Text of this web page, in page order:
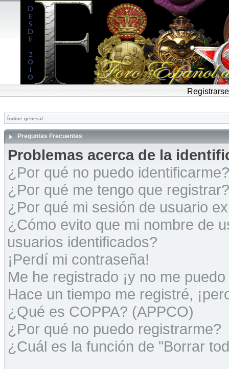
Registrarse
Índice general
Preguntas Frecuentes
Problemas acerca de la
¿Por qué no puedo identificarme?
¿Por qué me tengo que registrar?
¿Por qué mi sesión de usuario
¿Cómo evito que mi nombre de
usuarios identificados?
¡Perdí mi contraseña!
Me he registrado ¡y no me
Hace un tiempo me registré,
¿Qué es COPPA? (APPCO)
¿Por qué no puedo registrarme?
¿Cuál es la función de "Borrar